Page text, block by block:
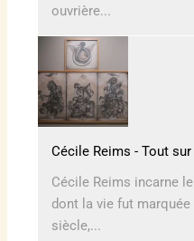
ouvrière...
Cécile Reims - Tout
Cécile Reims incarne
dont la vie fut
siècle,...